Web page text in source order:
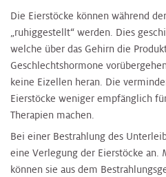
Die Eierstöcke können während
„ruhiggestellt“ werden. Dies
welche über das Gehirn die
Geschlechtshormone
keine Eizellen heran. Die
Eierstöcke weniger empfänglich
Therapien machen.
Bei einer Bestrahlung des
eine Verlegung der Eierstöcke an.
können sie aus dem